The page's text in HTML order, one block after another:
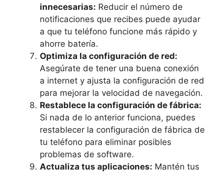
innecesarias: Reducir el número de
notificaciones que recibes puede ayudar
a que tu teléfono funcione más rápido y
ahorre batería.
Optimiza la configuración de red:
Asegúrate de tener una buena conexión
a internet y ajusta la configuración de red
para mejorar la velocidad de navegación.
Restablece la configuración de fábrica:
Si nada de lo anterior funciona, puedes
restablecer la configuración de fábrica de
tu teléfono para eliminar posibles
problemas de software.
Actualiza tus aplicaciones: Mantén tus